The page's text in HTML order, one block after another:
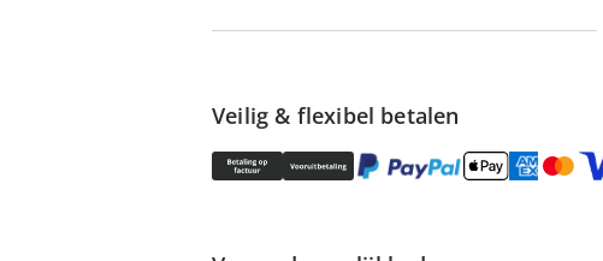
Veilig & flexibel betalen